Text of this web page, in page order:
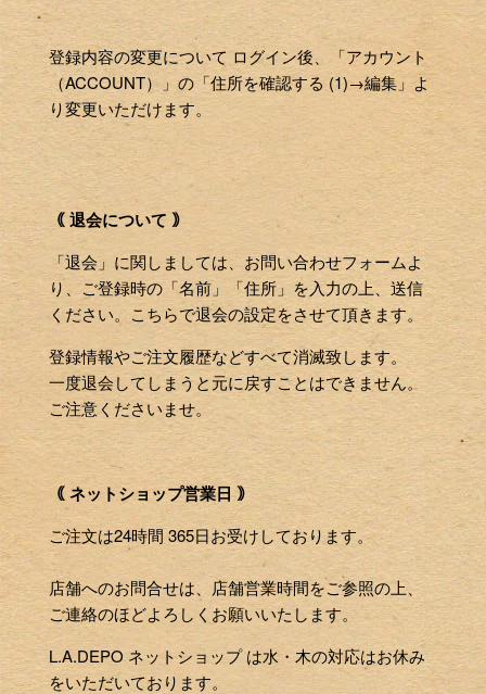
登録内容の変更について ログイン後、「アカウント
（ACCOUNT）」の「住所を確認する (1)→編集」よ
り変更いただけます。
｟ 退会について ｠
「退会」に関しましては、お問い合わせフォームよ
り、ご登録時の「名前」「住所」を入力の上、送信
ください。こちらで退会の設定をさせて頂きます。
登録情報やご注文履歴などすべて消滅致します。
一度退会してしまうと元に戻すことはできません。
ご注意くださいませ。
｟ ネットショップ営業日 ｠
ご注文は24時間 365日お受けしております。
店舗へのお問合せは、店舗営業時間をご参照の上、
ご連絡のほどよろしくお願いいたします。
L.A.DEPO ネットショップ は水・木の対応はお休み
をいただいております。